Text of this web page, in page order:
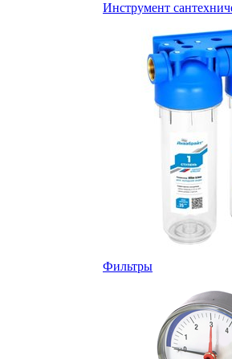
Инструмент
Фильтры